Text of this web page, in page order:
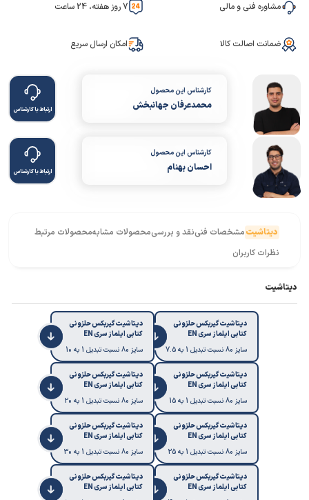
مشاوره فنی و مالی 7 روز هفته، 24 ساعت
ضمانت اصالت کالا امکان ارسال سریع
کارشناس این محصول
محمدعرفان جهانبخش ارتباط با کارشناس
کارشناس این محصول
احسان بهنام ارتباط با کارشناس
دیتاشیتمشخصات فنینقد و بررسیمحصولات مشابهمحصولات مرتبط
نظرات کاربران
دیتاشیت
دیتاشیت گیربکس حلزونی
کتابی ایلماز سری EN
سایز 80 نسبت تبدیل 1 به 7.5
دیتاشیت گیربکس حلزونی
کتابی ایلماز سری EN
سایز 80 نسبت تبدیل 1 به 10
دیتاشیت گیربکس حلزونی
کتابی ایلماز سری EN
سایز 80 نسبت تبدیل 1 به 15
دیتاشیت گیربکس حلزونی
کتابی ایلماز سری EN
سایز 80 نسبت تبدیل 1 به 20
دیتاشیت گیربکس حلزونی
کتابی ایلماز سری EN
سایز 80 نسبت تبدیل 1 به 25
دیتاشیت گیربکس حلزونی
کتابی ایلماز سری EN
سایز 80 نسبت تبدیل 1 به 30
دیتاشیت گیربکس حلزونی
کتابی ایلماز سری EN
دیتاشیت گیربکس حلزونی
کتابی ایلماز سری EN